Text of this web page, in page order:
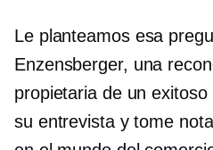
Le planteamos esa
Enzensberger, una
propietaria de un
su entrevista y tome